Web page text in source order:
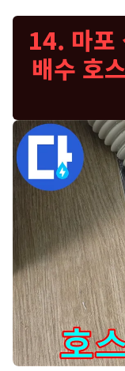
14. 마포
배수 호